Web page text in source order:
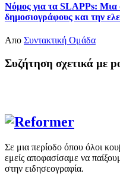
Νόμος για τα SLAPPs: Μια
δημοσιογράφους και την
Απο Συντακτική Ομάδα
Συζήτηση σχετικά με
Σε μια περίοδο όπου όλοι
εμείς αποφασίσαμε να
στην ειδησεογραφία.